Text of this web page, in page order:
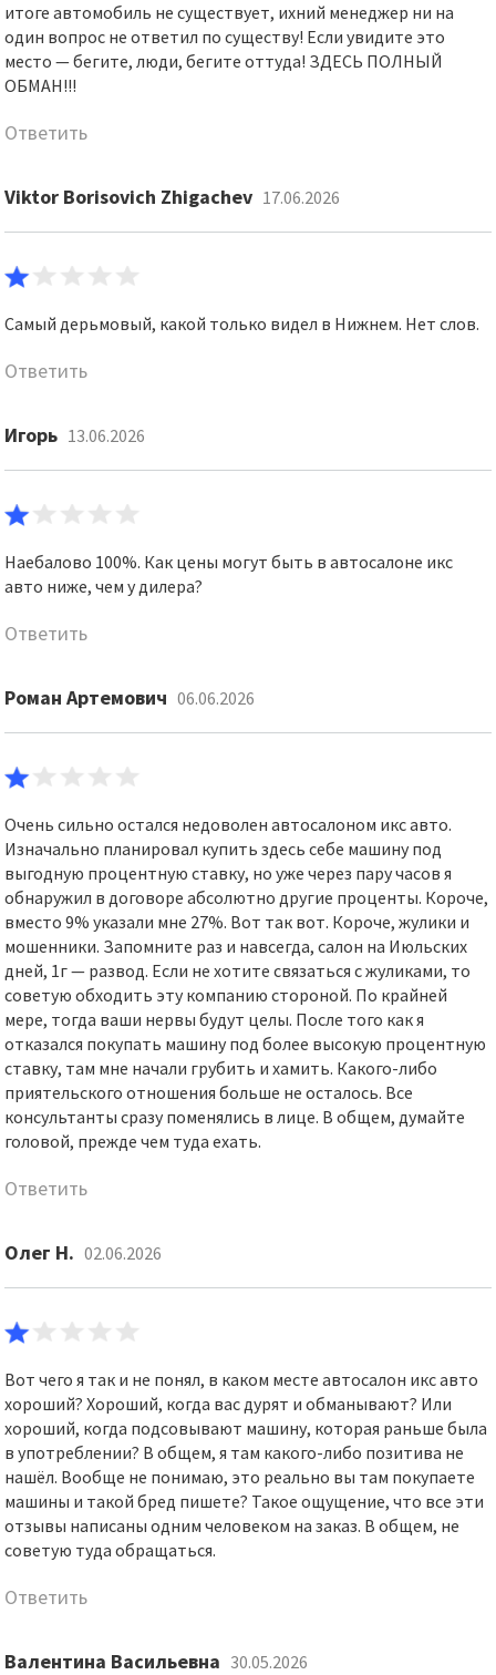
итоге автомобиль не существует, ихний менеджер ни на
один вопрос не ответил по существу! Если увидите это
место — бегите, люди, бегите оттуда! ЗДЕСЬ ПОЛНЫЙ
ОБМАН!!!
Ответить
Viktor Borisovich Zhigachev 17.06.2026
Самый дерьмовый, какой только видел в Нижнем. Нет слов.
Ответить
Игорь 13.06.2026
Наебалово 100%. Как цены могут быть в автосалоне икс
авто ниже, чем у дилера?
Ответить
Роман Артемович 06.06.2026
Очень сильно остался недоволен автосалоном икс авто.
Изначально планировал купить здесь себе машину под
выгодную процентную ставку, но уже через пару часов я
обнаружил в договоре абсолютно другие проценты. Короче,
вместо 9% указали мне 27%. Вот так вот. Короче, жулики и
мошенники. Запомните раз и навсегда, салон на Июльских
дней, 1г — развод. Если не хотите связаться с жуликами, то
советую обходить эту компанию стороной. По крайней
мере, тогда ваши нервы будут целы. После того как я
отказался покупать машину под более высокую процентную
ставку, там мне начали грубить и хамить. Какого-либо
приятельского отношения больше не осталось. Все
консультанты сразу поменялись в лице. В общем, думайте
головой, прежде чем туда ехать.
Ответить
Олег Н. 02.06.2026
Вот чего я так и не понял, в каком месте автосалон икс авто
хороший? Хороший, когда вас дурят и обманывают? Или
хороший, когда подсовывают машину, которая раньше была
в употреблении? В общем, я там какого-либо позитива не
нашёл. Вообще не понимаю, это реально вы там покупаете
машины и такой бред пишете? Такое ощущение, что все эти
отзывы написаны одним человеком на заказ. В общем, не
советую туда обращаться.
Ответить
Валентина Васильевна 30.05.2026